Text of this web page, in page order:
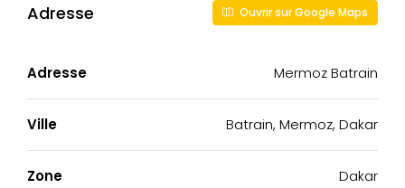
Adresse Ouvrir sur Google Maps
Adresse Mermoz Batrain
Ville Batrain, Mermoz, Dakar
Zone Dakar